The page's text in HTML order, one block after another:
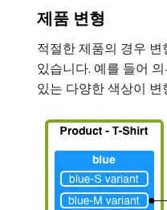
제품 변형
적절한 제품의 경우
있습니다. 예를 들어
있는 다양한 색상이 변